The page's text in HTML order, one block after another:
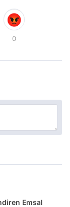
0
Emsal